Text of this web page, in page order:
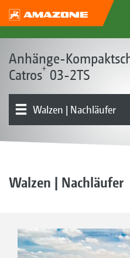
Anhänge-
Catros+ 03-2TS
Walzen | Nachläufer
Walzen | Nachläufer